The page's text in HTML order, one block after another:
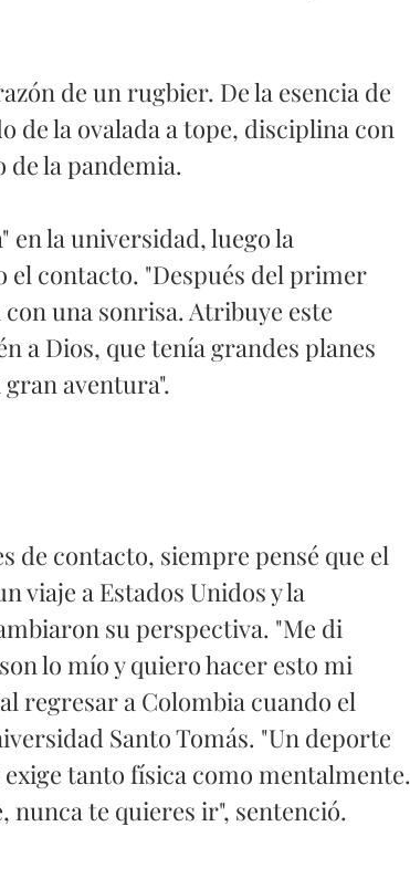
de un rugbier. De la esencia de
de la ovalada a tope, disciplina con
de la pandemia.
en la universidad, luego la
contacto. "Después del primer
una sonrisa. Atribuye este
a Dios, que tenía grandes planes
aventura".
de contacto, siempre pensé que el
viaje a Estados Unidos y la
su perspectiva. "Me di
lo mío y quiero hacer esto mi
regresar a Colombia cuando el
Santo Tomás. "Un deporte
tanto física como mentalmente.
nunca te quieres ir", sentenció.